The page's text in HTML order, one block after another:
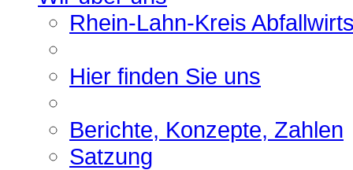
Rhein-Lahn-Kreis
Hier finden Sie uns
Berichte, Konzepte, Zahlen
Satzung